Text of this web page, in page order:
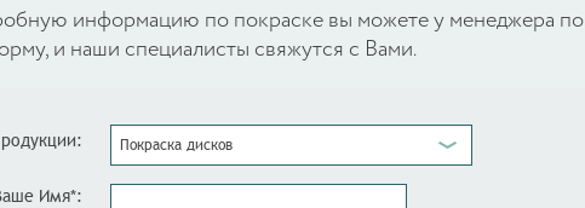
информацию по покраске вы можете у менеджера
и наши специалисты свяжутся с Вами.
Покраска дисков
Имя*: